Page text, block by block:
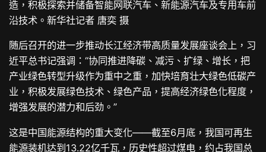
造，积极探索并储备智能网联汽车、新能源汽车及专用车前
沿技术。新华社记者 唐奕 摄
随后召开的进一步推动长江经济带高质量发展座谈会上，习
近平总书记强调：“协同推进降碳、减污、扩绿、增长，把
产业绿色转型升级作为重中之重，加快培育壮大绿色低碳产
业，积极发展绿色技术、绿色产品，提高经济绿色化程度，
增强发展的潜力和后劲。”
这是中国能源结构的重大变化——截至6月底，我国可再生
能源装机达到13.22亿千瓦，历史性超过煤电，约占我国总